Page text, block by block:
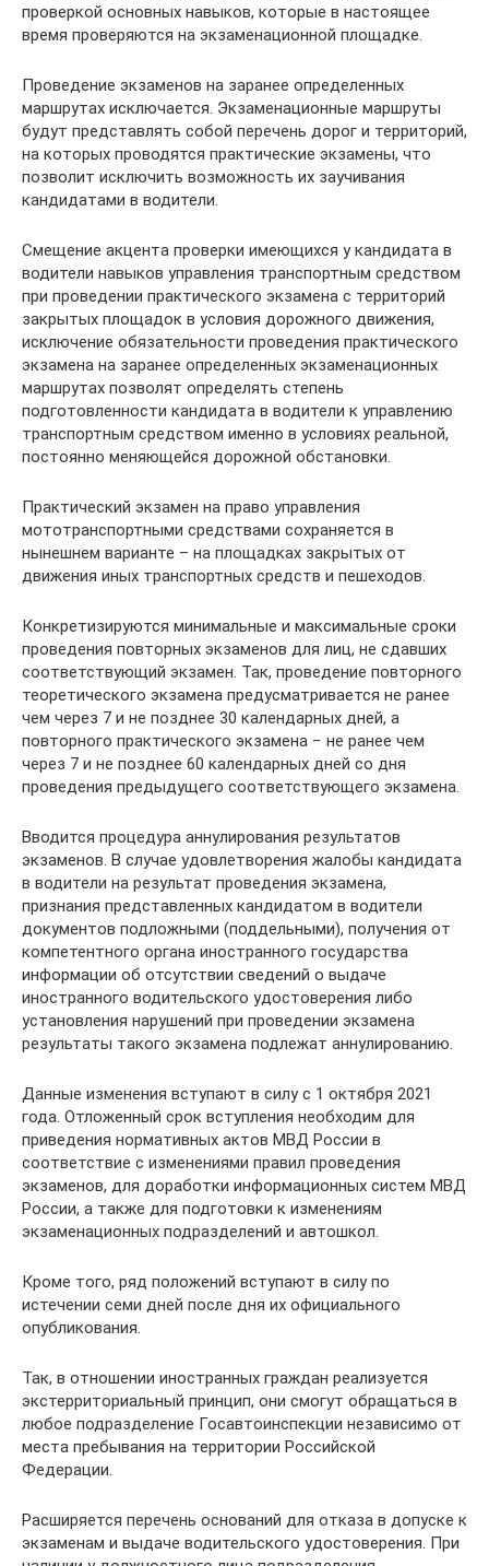
проверкой основных навыков, которые в настоящее
время проверяются на экзаменационной площадке.
Проведение экзаменов на заранее определенных
маршрутах исключается. Экзаменационные маршруты
будут представлять собой перечень дорог и территорий,
на которых проводятся практические экзамены, что
позволит исключить возможность их заучивания
кандидатами в водители.
Смещение акцента проверки имеющихся у кандидата в
водители навыков управления транспортным средством
при проведении практического экзамена с территорий
закрытых площадок в условия дорожного движения,
исключение обязательности проведения практического
экзамена на заранее определенных экзаменационных
маршрутах позволят определять степень
подготовленности кандидата в водители к управлению
транспортным средством именно в условиях реальной,
постоянно меняющейся дорожной обстановки.
Практический экзамен на право управления
мототранспортными средствами сохраняется в
нынешнем варианте – на площадках закрытых от
движения иных транспортных средств и пешеходов.
Конкретизируются минимальные и максимальные сроки
проведения повторных экзаменов для лиц, не сдавших
соответствующий экзамен. Так, проведение повторного
теоретического экзамена предусматривается не ранее
чем через 7 и не позднее 30 календарных дней, а
повторного практического экзамена − не ранее чем
через 7 и не позднее 60 календарных дней со дня
проведения предыдущего соответствующего экзамена.
Вводится процедура аннулирования результатов
экзаменов. В случае удовлетворения жалобы кандидата
в водители на результат проведения экзамена,
признания представленных кандидатом в водители
документов подложными (поддельными), получения от
компетентного органа иностранного государства
информации об отсутствии сведений о выдаче
иностранного водительского удостоверения либо
установления нарушений при проведении экзамена
результаты такого экзамена подлежат аннулированию.
Данные изменения вступают в силу с 1 октября 2021
года. Отложенный срок вступления необходим для
приведения нормативных актов МВД России в
соответствие с изменениями правил проведения
экзаменов, для доработки информационных систем МВД
России, а также для подготовки к изменениям
экзаменационных подразделений и автошкол.
Кроме того, ряд положений вступают в силу по
истечении семи дней после дня их официального
опубликования.
Так, в отношении иностранных граждан реализуется
экстерриториальный принцип, они смогут обращаться в
любое подразделение Госавтоинспекции независимо от
места пребывания на территории Российской
Федерации.
Расширяется перечень оснований для отказа в допуске к
экзаменам и выдаче водительского удостоверения. При